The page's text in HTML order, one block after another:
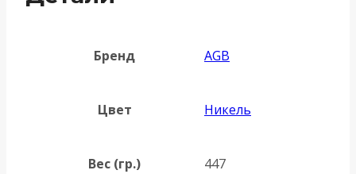
Бренд AGB
Цвет Никель
Вес (гр.) 447